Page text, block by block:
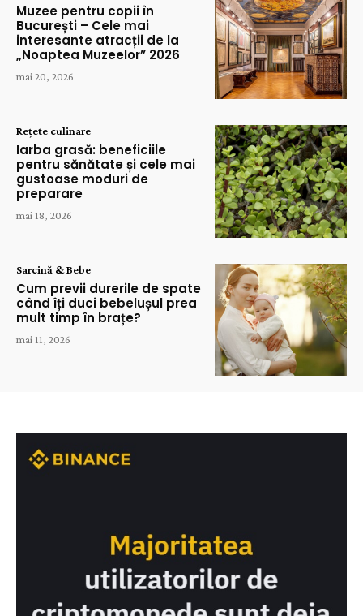
Muzee pentru copii în
București – Cele mai
interesante atracții de la
„Noaptea Muzeelor” 2026
mai 20, 2026
Rețete culinare
Iarba grasă: beneficiile
pentru sănătate și cele mai
gustoase moduri de
preparare
mai 18, 2026
Sarcină & Bebe
Cum previi durerile de spate
când îți duci bebelușul prea
mult timp în brațe?
mai 11, 2026